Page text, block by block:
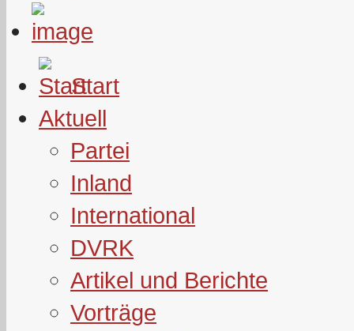
Start
Aktuell
Partei
Inland
International
DVRK
Artikel und Berichte
Vorträge